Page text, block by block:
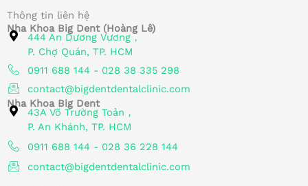
Thông tin liên hệ
Nha Khoa Big Dent (Hoàng Lê)
444 An Dương Vương，
P. Chợ Quán, TP. HCM
0911 688 144 - 028 38 335 298
contact@bigdentdentalclinic.com
Nha Khoa Big Dent
43A Võ Trường Toản，
P. An Khánh, TP. HCM
0911 688 144 - 028 36 228 144
contact@bigdentdentalclinic.com